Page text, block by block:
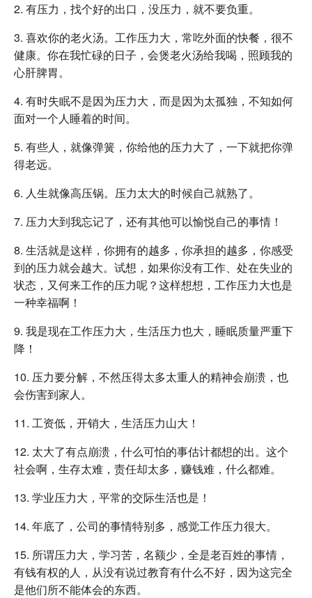
2. 有压力，找个好的出口，没压力，就不要负重。
3. 喜欢你的老火汤。工作压力大，常吃外面的快餐，很不
健康。你在我忙碌的日子，会煲老火汤给我喝，照顾我的
心肝脾胃。
4. 有时失眠不是因为压力大，而是因为太孤独，不知如何
面对一个人睡着的时间。
5. 有些人，就像弹簧，你给他的压力大了，一下就把你弹
得老远。
6. 人生就像高压锅。压力太大的时候自己就熟了。
7. 压力大到我忘记了，还有其他可以愉悦自己的事情！
8. 生活就是这样，你拥有的越多，你承担的越多，你感受
到的压力就会越大。试想，如果你没有工作、处在失业的
状态，又何来工作的压力呢？这样想想，工作压力大也是
一种幸福啊！
9. 我是现在工作压力大，生活压力也大，睡眠质量严重下
降！
10. 压力要分解，不然压得太多太重人的精神会崩溃，也
会伤害到家人。
11. 工资低，开销大，生活压力山大！
12. 太大了有点崩溃，什么可怕的事估计都想的出。这个
社会啊，生存太难，责任却太多，赚钱难，什么都难。
13. 学业压力大，平常的交际生活也是！
14. 年底了，公司的事情特别多，感觉工作压力很大。
15. 所谓压力大，学习苦，名额少，全是老百姓的事情，
有钱有权的人，从没有说过教育有什么不好，因为这完全
是他们所不能体会的东西。